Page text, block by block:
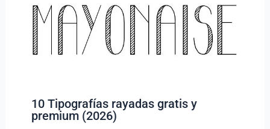
10 Tipografías rayadas gratis y
premium (2026)